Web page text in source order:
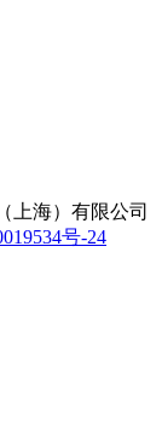
上海）有限公司
号-24